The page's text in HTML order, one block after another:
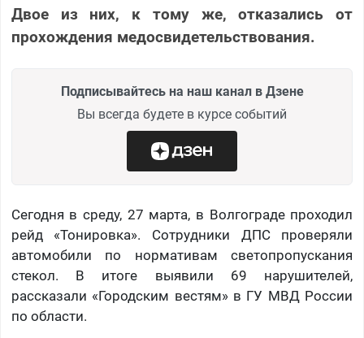
Двое из них, к тому же, отказались от
прохождения медосвидетельствования.
Подписывайтесь на наш канал в Дзене
Вы всегда будете в курсе событий
Сегодня в среду, 27 марта, в Волгограде проходил
рейд «Тонировка». Сотрудники ДПС проверяли
автомобили по нормативам светопропускания
стекол. В итоге выявили 69 нарушителей,
рассказали «Городским вестям» в ГУ МВД России
по области.